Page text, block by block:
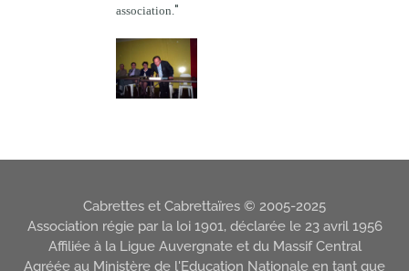
association. "
Cabrettes et Cabrettaïres © 2005-2025
Association régie par la loi 1901, déclarée le 23 avril 1956
Affiliée à la Ligue Auvergnate et du Massif Central
Agréée au Ministère de l'Education Nationale en tant que